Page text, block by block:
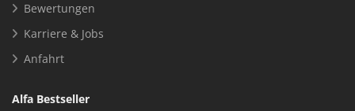
Bewertungen
Karriere & Jobs
Anfahrt
Alfa Bestseller